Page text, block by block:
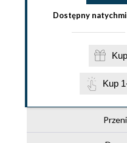
Dostępny
Kup